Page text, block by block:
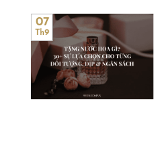
07
Th9